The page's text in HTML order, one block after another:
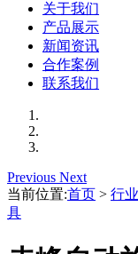
关于我们
产品展示
新闻资讯
合作案例
联系我们
Previous Next
当前位置:首页 > 行
具